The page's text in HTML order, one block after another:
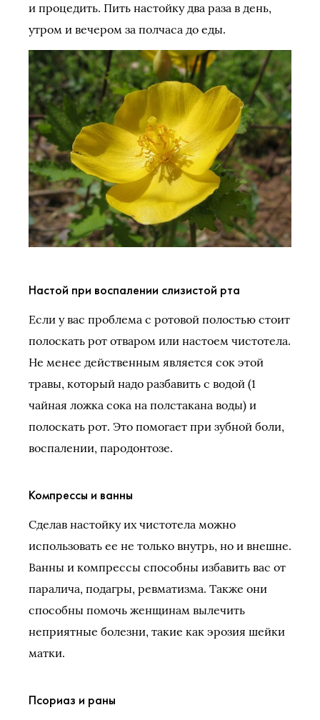
и процедить. Пить настойку два раза в день,
утром и вечером за полчаса до еды.
Настой при воспалении слизистой рта
Если у вас проблема с ротовой полостью стоит
полоскать рот отваром или настоем чистотела.
Не менее действенным является сок этой
травы, который надо разбавить с водой (1
чайная ложка сока на полстакана воды) и
полоскать рот. Это помогает при зубной боли,
воспалении, пародонтозе.
Компрессы и ванны
Сделав настойку их чистотела можно
использовать ее не только внутрь, но и внешне.
Ванны и компрессы способны избавить вас от
паралича, подагры, ревматизма. Также они
способны помочь женщинам вылечить
неприятные болезни, такие как эрозия шейки
матки.
Псориаз и раны